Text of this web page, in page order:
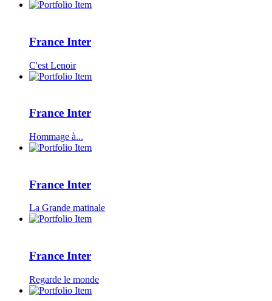
France Inter
C'est Lenoir
France Inter
Hommage à...
France Inter
La Grande matinale
France Inter
Regarde le monde